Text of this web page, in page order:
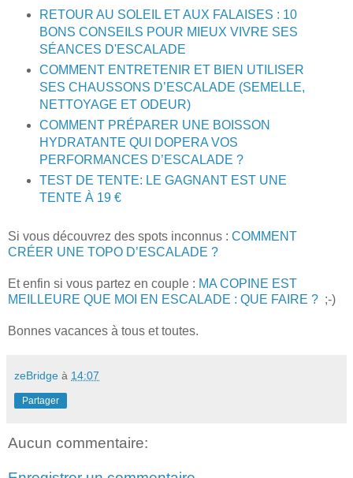
RETOUR AU SOLEIL ET AUX FALAISES : 10
BONS CONSEILS POUR MIEUX VIVRE SES
SÉANCES D'ESCALADE
COMMENT ENTRETENIR ET BIEN UTILISER
SES CHAUSSONS D’ESCALADE (SEMELLE,
NETTOYAGE ET ODEUR)
COMMENT PRÉPARER UNE BOISSON
HYDRATANTE QUI DOPERA VOS
PERFORMANCES D’ESCALADE ?
TEST DE TENTE: LE GAGNANT EST UNE
TENTE À 19 €
Si vous découvrez des spots inconnus : COMMENT
CRÉER UNE TOPO D’ESCALADE ?
Et enfin si vous partez en couple : MA COPINE EST
MEILLEURE QUE MOI EN ESCALADE : QUE FAIRE ? ;-)
Bonnes vacances à tous et toutes.
zeBridge à 14:07
Partager
Aucun commentaire: